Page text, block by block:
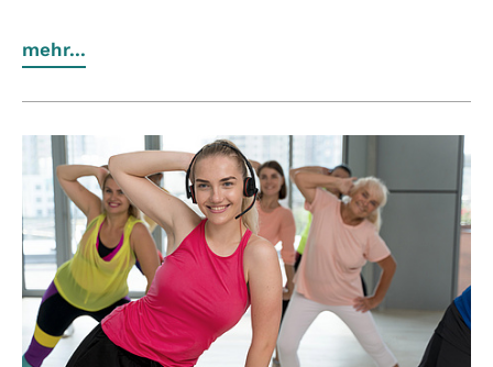
mehr...